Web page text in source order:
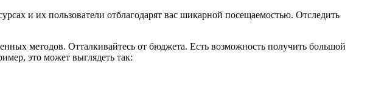
и их пользователи отблагодарят вас шикарной посещаемостью. Отследить
методов. Отталкивайтесь от бюджета. Есть возможность получить большой
это может выглядеть так: